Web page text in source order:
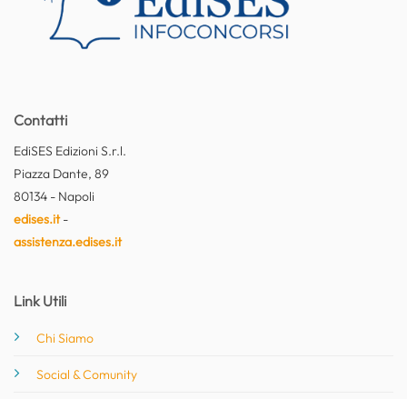
Contatti
EdiSES Edizioni S.r.l.
Piazza Dante, 89
80134 - Napoli
edises.it-
assistenza.edises.it
Link Utili
Chi Siamo
Social & Comunity